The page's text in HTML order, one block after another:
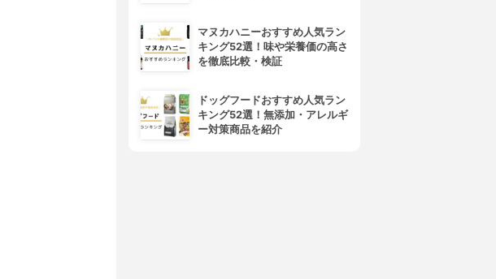
マヌカハニーおすすめ人気ラン
キング52選！味や栄養価の高さ
を徹底比較・検証
ドッグフードおすすめ人気ラン
キング52選！無添加・アレルギ
ー対策商品を紹介